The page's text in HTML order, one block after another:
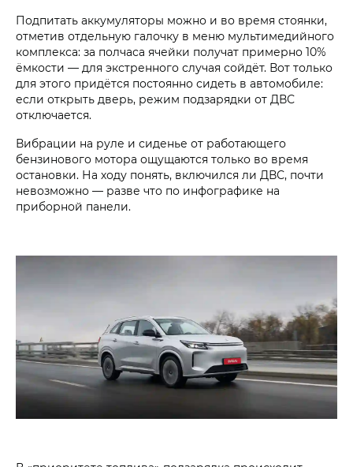
Подпитать аккумуляторы можно и во время стоянки,
отметив отдельную галочку в меню мультимедийного
комплекса: за полчаса ячейки получат примерно 10%
ёмкости — для экстренного случая сойдёт. Вот только
для этого придётся постоянно сидеть в автомобиле:
если открыть дверь, режим подзарядки от ДВС
отключается.
Вибрации на руле и сиденье от работающего
бензинового мотора ощущаются только во время
остановки. На ходу понять, включился ли ДВС, почти
невозможно — разве что по инфографике на
приборной панели.